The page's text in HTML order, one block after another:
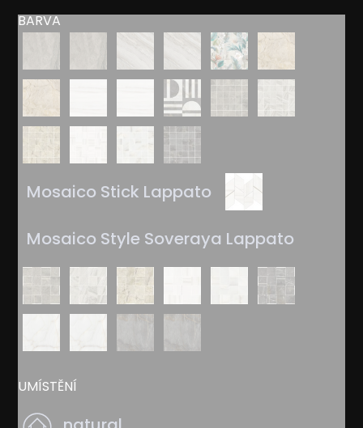
BARVA
Mosaico Stick Lappato
Mosaico Style Soveraya Lappato
UMÍSTĚNÍ